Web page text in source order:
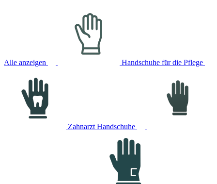
Alle anzeigen Handschuhe für die Pflege
Zahnarzt Handschuhe